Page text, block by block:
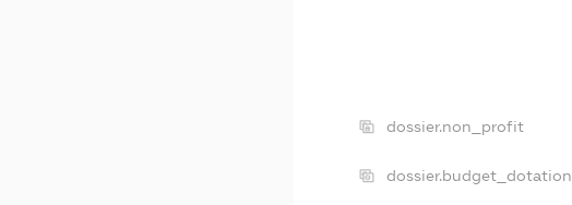
dossier.non_profit
dossier.budget_dotation